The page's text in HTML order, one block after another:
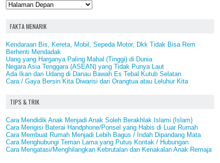
FAKTA MENARIK
Kendaraan Bis, Kereta, Mobil, Sepeda Motor, Dkk Tidak Bisa Rem
Berhenti Mendadak
Uang yang Harganya Paling Mahal (Tinggi) di Dunia
Negara Asia Tenggara (ASEAN) yang Tidak Punya Laut
Ada Ikan dan Udang di Danau Bawah Es Tebal Kutub Selatan
Cara / Gaya Bersin Kita Diwarisi dari Orangtua atau Leluhur Kita
TIPS & TRIK
Cara Mendidik Anak Menjadi Anak Soleh Berakhlak Islami (Islam)
Cara Mengisi Baterai Handphone/Ponsel yang Habis di Luar Rumah
Cara Membuat Rumah Menjadi Lebih Bagus / Indah Dipandang Mata
Cara Menghubungi Teman Lama yang Putus Kontak / Hubungan
Cara Mengatasi/Menghilangkan Kebrutalan dan Kenakalan Anak Remaja